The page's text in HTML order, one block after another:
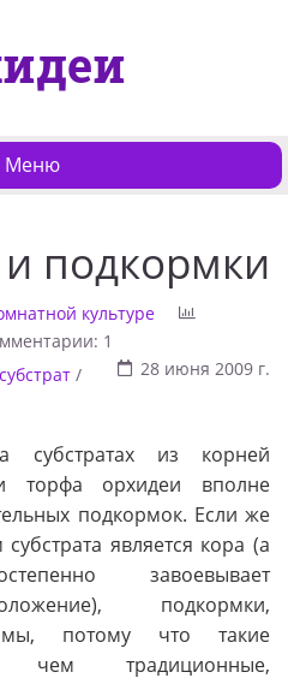
Меню
подкормки
культуре
1
28 июня 2009 г.
субстрат/
из корней
торфа орхидеи вполне
подкормок. Если же
является кора (а
завоевывает
подкормки,
потому что такие
чем традиционные,